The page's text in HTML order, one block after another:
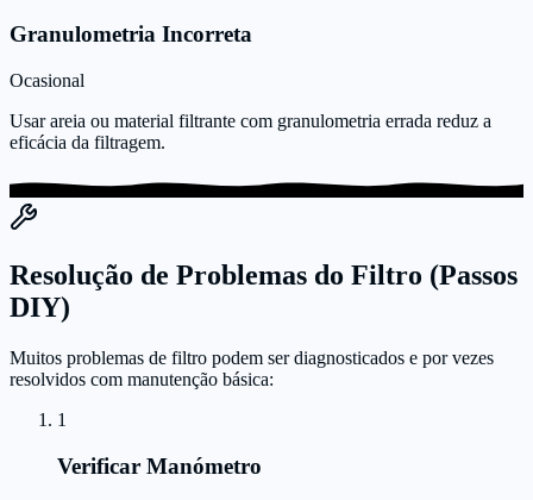
Granulometria Incorreta
Ocasional
Usar areia ou material filtrante com granulometria errada reduz a
eficácia da filtragem.
Resolução de Problemas do Filtro (Passos
DIY)
Muitos problemas de filtro podem ser diagnosticados e por vezes
resolvidos com manutenção básica:
1
Verificar Manómetro